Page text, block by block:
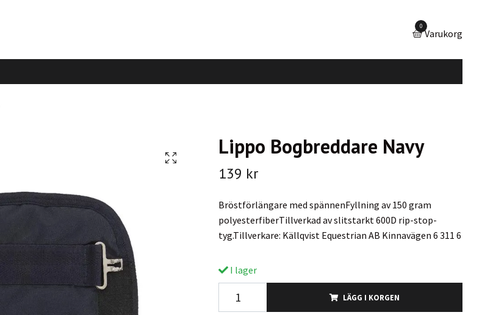
0
Varukorg
Lippo Bogbreddare Navy
139 kr
Bröstförlängare med spännenFyllning av 150 gram
polyesterfiberTillverkad av slitstarkt 600D rip-stop-
tyg.Tillverkare: Källqvist Equestrian AB Kinnavägen 6 311 6
I lager
LÄGG I KORGEN